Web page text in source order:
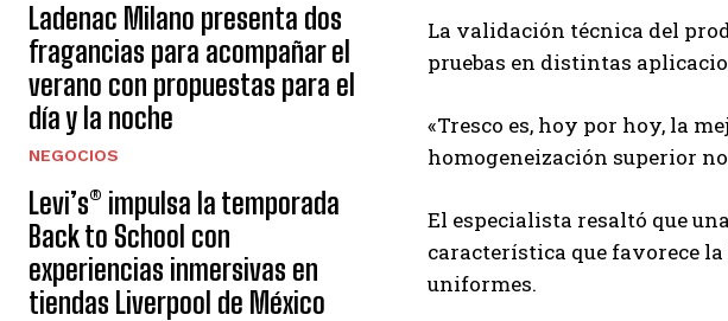
Ladenac Milano presenta dos
fragancias para acompañar el
verano con propuestas para el
día y la noche
NEGOCIOS
Levi’s® impulsa la temporada
Back to School con
experiencias inmersivas en
tiendas Liverpool de México
La validación técnica del
pruebas en distintas
«Tresco es, hoy por hoy, la
homogeneización superior
El especialista resaltó que
característica que favorece
uniformes.